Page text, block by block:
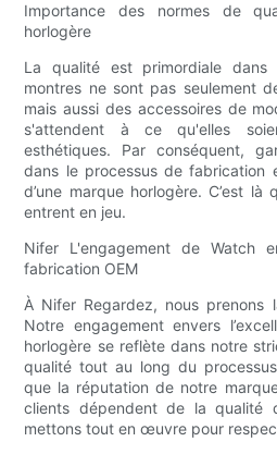
Importance des normes de
horlogère
La qualité est primordiale dans
montres ne sont pas seulement
mais aussi des accessoires de
s'attendent à ce qu'elles
esthétiques. Par conséquent,
dans le processus de fabrication
d’une marque horlogère. C’est
entrent en jeu.
Nifer L'engagement de Watch
fabrication OEM
À Nifer Regardez, nous prenons
Notre engagement envers
horlogère se reflète dans notre
qualité tout au long du
que la réputation de notre
clients dépendent de la qualité
mettons tout en œuvre pour